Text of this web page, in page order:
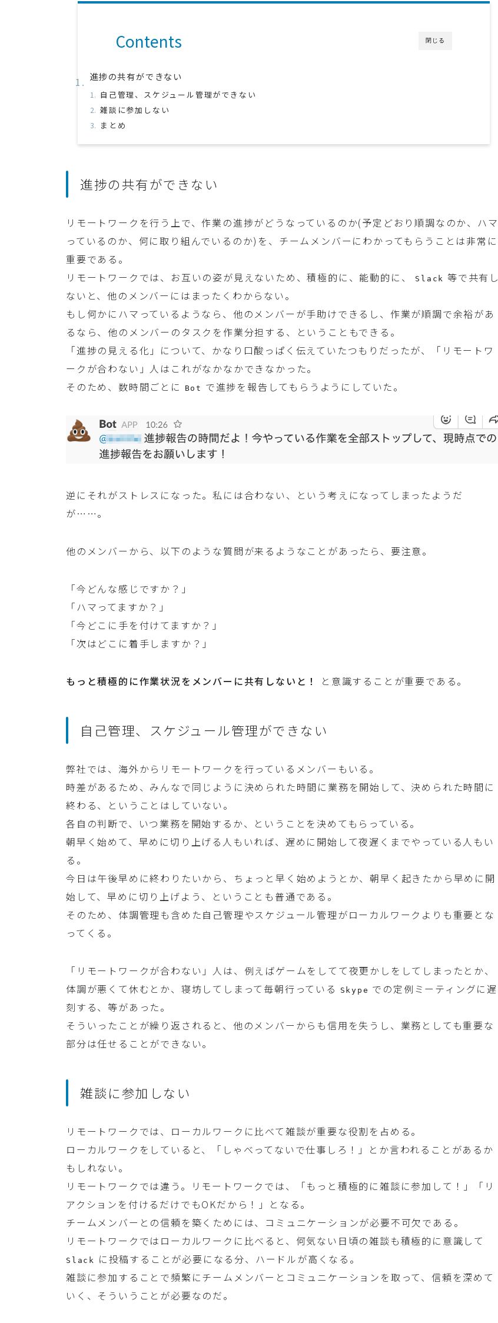
閉じる
Contents
進捗の共有ができない
自己管理、スケジュール管理ができない
雑談に参加しない
まとめ
進捗の共有ができない
リモートワークを行う上で、作業の進捗がどうなっているのか(予定どおり順調なのか、ハマ
っているのか、何に取り組んでいるのか)を、チームメンバーにわかってもらうことは非常に
重要である。
リモートワークでは、お互いの姿が見えないため、積極的に、能動的に、
Slack 等で共有し
ないと、他のメンバーにはまったくわからない。
もし何かにハマっているようなら、他のメンバーが手助けできるし、作業が順調で余裕があ
るなら、他のメンバーのタスクを作業分担する、ということもできる。
「進捗の見える化」について、かなり口酸っぱく伝えていたつもりだったが、「リモートワ
ークが合わない」人はこれがなかなかできなかった。
そのため、数時間ごとに
Bot で進捗を報告してもらうようにしていた。
逆にそれがストレスになった。私には合わない、という考えになってしまったようだ
が……。
他のメンバーから、以下のような質問が来るようなことがあったら、要注意。
「今どんな感じですか？」
「ハマってますか？」
「今どこに手を付けてますか？」
「次はどこに着手しますか？」
もっと積極的に作業状況をメンバーに共有しないと！ と意識することが重要である。
自己管理、スケジュール管理ができない
弊社では、海外からリモートワークを行っているメンバーもいる。
時差があるため、みんなで同じように決められた時間に業務を開始して、決められた時間に
終わる、ということはしていない。
各自の判断で、いつ業務を開始するか、ということを決めてもらっている。
朝早く始めて、早めに切り上げる人もいれば、遅めに開始して夜遅くまでやっている人もい
る。
今日は午後早めに終わりたいから、ちょっと早く始めようとか、朝早く起きたから早めに開
始して、早めに切り上げよう、ということも普通である。
そのため、体調管理も含めた自己管理やスケジュール管理がローカルワークよりも重要とな
ってくる。
「リモートワークが合わない」人は、例えばゲームをしてて夜更かしをしてしまったとか、
体調が悪くて休むとか、寝坊してしまって毎朝行っている
Skype での定例ミーティングに遅
刻する、等があった。
そういったことが繰り返されると、他のメンバーからも信用を失うし、業務としても重要な
部分は任せることができない。
雑談に参加しない
リモートワークでは、ローカルワークに比べて雑談が重要な役割を占める。
ローカルワークをしていると、「しゃべってないで仕事しろ！」とか言われることがあるか
もしれない。
リモートワークでは違う。リモートワークでは、「もっと積極的に雑談に参加して！」「リ
アクションを付けるだけでもOKだから！」となる。
チームメンバーとの信頼を築くためには、コミュニケーションが必要不可欠である。
リモートワークではローカルワークに比べると、何気ない日頃の雑談も積極的に意識して
Slack
に投稿することが必要になる分、ハードルが高くなる。
雑談に参加することで頻繁にチームメンバーとコミュニケーションを取って、信頼を深めて
いく、そういうことが必要なのだ。